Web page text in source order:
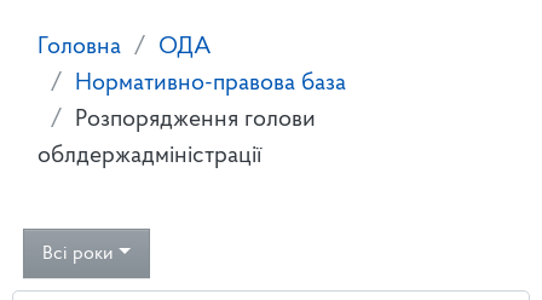
Головна
ОДА
Нормативно-правова база
Розпорядження голови
облдержадміністрації
Всі роки